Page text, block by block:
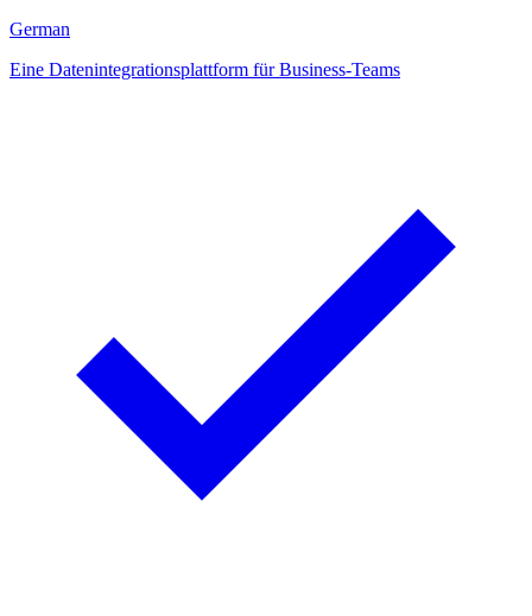
German
Eine Datenintegrationsplattform für Business-Teams